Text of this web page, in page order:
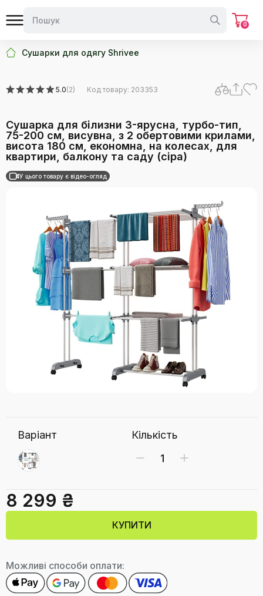
0
Сушарки для одягу Shrivee
5.0(2) Код товару: 203353
Сушарка для білизни 3-ярусна, турбо-тип,
75-200 см, висувна, з 2 обертовими крилами,
висота 180 см, економна, на колесах, для
квартири, балкону та саду (сіра)
У цього товару є відео-огляд
Варіант Кількість
8 299 ₴
КУПИТИ
Можливі способи оплати: